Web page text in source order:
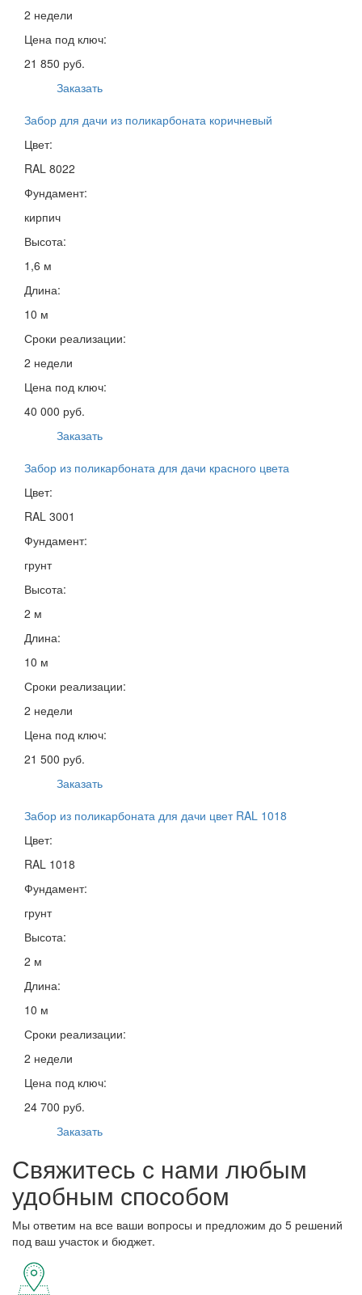
2 недели
Цена под ключ:
21 850 руб.
Заказать
Забор для дачи из поликарбоната коричневый
Цвет:
RAL 8022
Фундамент:
кирпич
Высота:
1,6 м
Длина:
10 м
Сроки реализации:
2 недели
Цена под ключ:
40 000 руб.
Заказать
Забор из поликарбоната для дачи красного цвета
Цвет:
RAL 3001
Фундамент:
грунт
Высота:
2 м
Длина:
10 м
Сроки реализации:
2 недели
Цена под ключ:
21 500 руб.
Заказать
Забор из поликарбоната для дачи цвет RAL 1018
Цвет:
RAL 1018
Фундамент:
грунт
Высота:
2 м
Длина:
10 м
Сроки реализации:
2 недели
Цена под ключ:
24 700 руб.
Заказать
Свяжитесь с нами любым
удобным способом
Мы ответим на все ваши вопросы и предложим до 5 решений
под ваш участок и бюджет.